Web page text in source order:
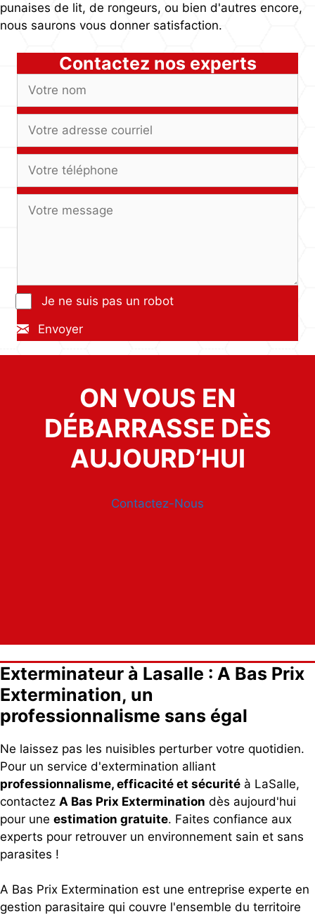
punaises de lit, de rongeurs, ou bien d'autres encore,
nous saurons vous donner satisfaction.
Contactez nos experts
Je ne suis pas un robot
Envoyer
ON VOUS EN
DÉBARRASSE DÈS
AUJOURD’HUI
Contactez-Nous
Exterminateur à Lasalle : A Bas Prix
Extermination, un
professionnalisme sans égal
Ne laissez pas les nuisibles perturber votre quotidien.
Pour un service d'extermination alliant
professionnalisme, efficacité et sécurité à LaSalle,
contactez A Bas Prix Extermination dès aujourd'hui
pour une estimation gratuite. Faites confiance aux
experts pour retrouver un environnement sain et sans
parasites !
A Bas Prix Extermination est une entreprise experte en
gestion parasitaire qui couvre l'ensemble du territoire